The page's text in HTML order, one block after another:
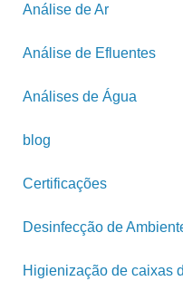
Análise de Ar
Análise de Efluentes
Análises de Água
blog
Certificações
Desinfecção de
Higienização de caixas